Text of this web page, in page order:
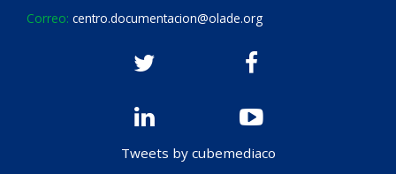
Correo: centro.documentacion@olade.org
Tweets by cubemediaco